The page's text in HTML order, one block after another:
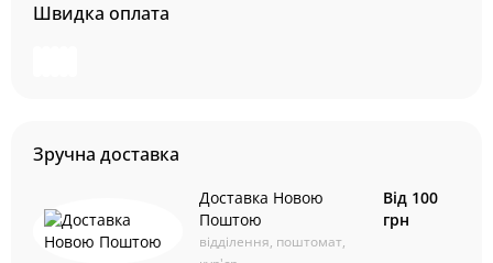
Швидка оплата
Зручна доставка
Доставка Новою
Поштою
відділення, поштомат,
Від 100
грн